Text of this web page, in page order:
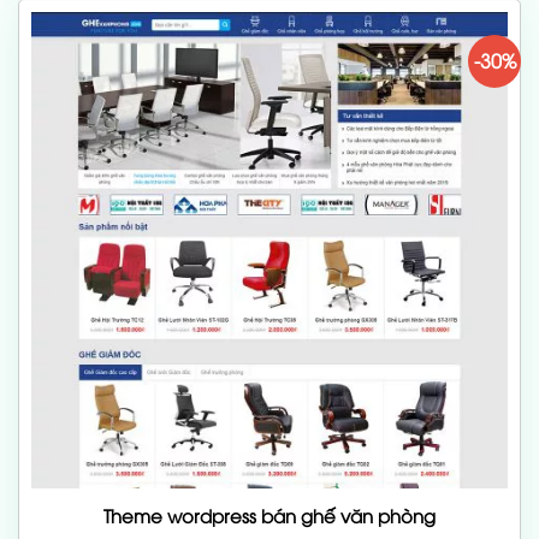
-30%
Theme wordpress bán ghế văn phòng